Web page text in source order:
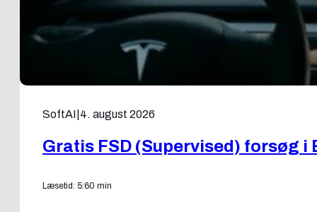
SoftAI 4. august 2026
Gratis FSD (Supervised) forsøg i
Læsetid: 5:60 min